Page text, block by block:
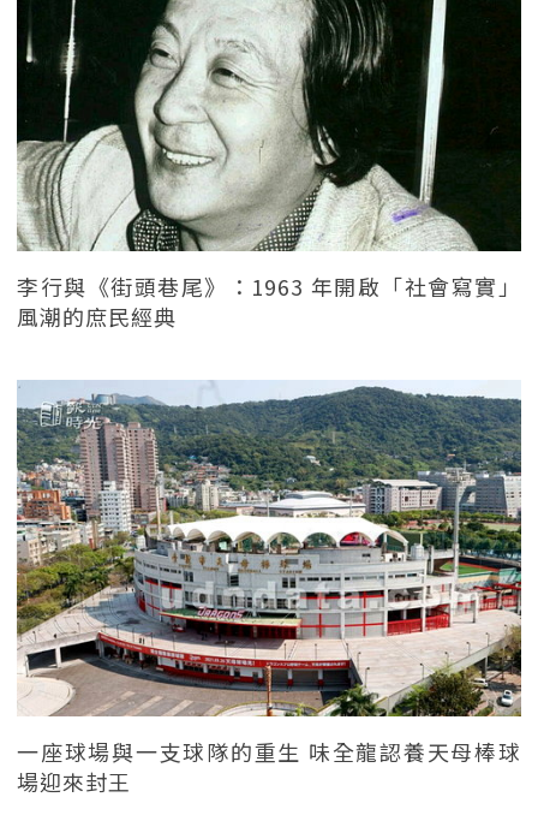
李行與《街頭巷尾》：1963 年開啟「社會寫實」
風潮的庶民經典
一座球場與一支球隊的重生 味全龍認養天母棒球
場迎來封王